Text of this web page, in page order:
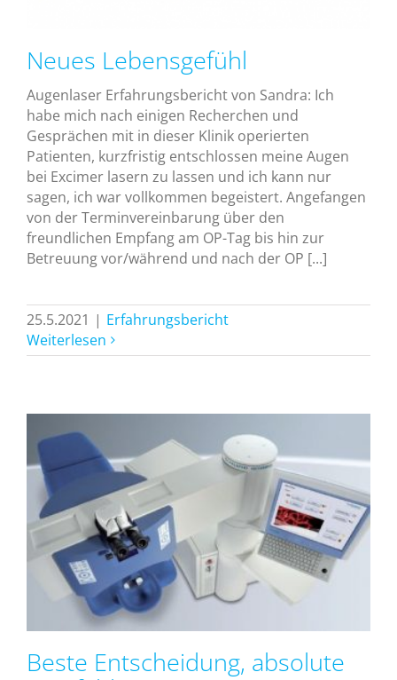
Neues Lebensgefühl
Augenlaser Erfahrungsbericht von Sandra: Ich
habe mich nach einigen Recherchen und
Gesprächen mit in dieser Klinik operierten
Patienten, kurzfristig entschlossen meine Augen
bei Excimer lasern zu lassen und ich kann nur
sagen, ich war vollkommen begeistert. Angefangen
von der Terminvereinbarung über den
freundlichen Empfang am OP-Tag bis hin zur
Betreuung vor/während und nach der OP [...]
25.5.2021 | Erfahrungsbericht
Weiterlesen
Beste Entscheidung, absolute